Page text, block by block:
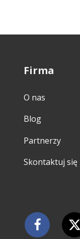
Firma
O nas
Blog
Partnerzy
Skontaktuj się